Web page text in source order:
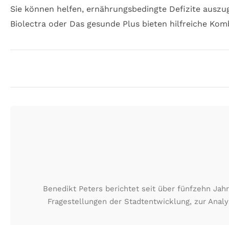
Sie können helfen, ernährungsbedingte Defizite
Biolectra oder Das gesunde Plus bieten hilfreiche
Benedikt Peters berichtet seit über fünfzehn
Fragestellungen der Stadtentwicklung, zur